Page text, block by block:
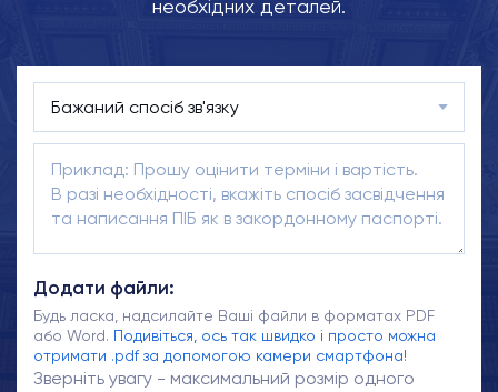
необхідних деталей.
Додати файли:
Будь ласка, надсилайте Ваші файли в форматах PDF
або Word. Подивіться, ось так швидко і просто можна
отримати .pdf за допомогою камери смартфона!
Зверніть увагу - максимальний розмір одного